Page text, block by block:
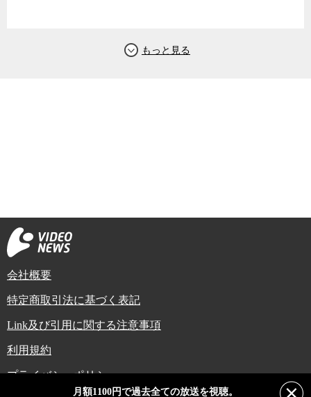
会社概要
特定商取引法に基づく表記
Link及び引用に関する注意事項
利用規約
プライバシーポリシー
月額1100円で過去全ての放送を視聴。